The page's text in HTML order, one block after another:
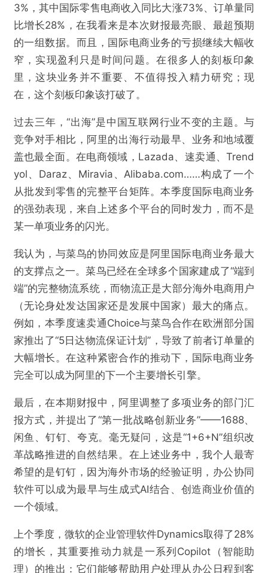
@互联网怪盗团
阿里新战略之我见：四个重点值得注意
欺诈 色情 诱导行为
不实信息 违法犯罪 其他
提交
3%，其中国际零售电商收入同比大涨73%、订单量同
比增长28%，在我看来是本次财报最亮眼、最超预期
的一组数据。而且，国际电商业务的亏损继续大幅收
窄，实现盈利只是时间问题。在很多人的刻板印象
里，这块业务并不重要、不值得投入精力研究；现
在，这个刻板印象该打破了。
过去三年，“出海”是中国互联网行业不变的主题。与
竞争对手相比，阿里的出海行动最早、业务和地域覆
盖也最全面。在电商领域，Lazada、速卖通、Trend
yol、Daraz、Miravia、Alibaba.com……构成了一个
从批发到零售的完整平台矩阵。本季度国际电商业务
的强劲表现，来自上述多个平台的同时发力，而不是
某一单项业务的闪光。
我认为，与菜鸟的协同效应是阿里国际电商业务最大
的支撑点之一。菜鸟已经在全球多个国家建成了“端到
端”的完整物流系统，而物流正是大部分海外电商用户
（无论身处发达国家还是发展中国家）最大的痛点。
例如，本季度速卖通Choice与菜鸟合作在欧洲部分国
家推出了“5日达物流保证计划”，导致了前者订单量的
大幅增长。在这种紧密合作的推动下，国际电商业务
完全可以成为阿里的下一个主要增长引擎。
最后，在本期财报中，阿里调整了多项业务的部门汇
报方式，并提出了“第一批战略创新业务”——1688、
闲鱼、钉钉、夸克。毫无疑问，这是“1+6+N”组织改
革战略推进的自然结果。在上述业务中，我个人最寄
希望的是钉钉，因为海外市场的经验证明，办公协同
软件可以成为最早与生成式AI结合、创造商业价值的
一个领域。
上个季度，微软的企业管理软件Dynamics取得了28%
的增长，其重要推动力就是一系列Copilot（智能助
理）的推出：它们能够帮助用户处理从办公日程到客